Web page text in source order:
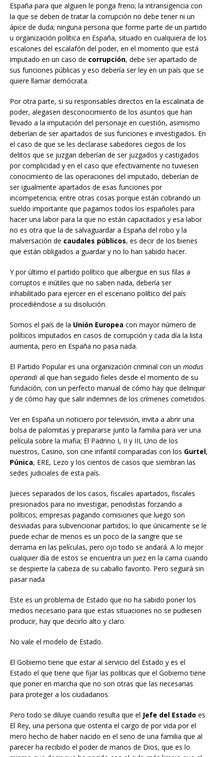
España para que alguien le ponga freno; la intransigencia con
la que se deben de tratar la corrupción no debe tener ni un
ápice de duda; ninguna persona que forme parte de un partido
u organización política en España, situado en cualquiera de los
escalones del escalafón del poder, en el momento que está
imputado en un caso de corrupción, debe ser apartado de
sus funciones públicas y eso debería ser ley en un país que se
quiere llamar demócrata.
Por otra parte, si su responsables directos en la escalinata de
poder, alegasen desconocimiento de los asuntos que han
llevado a la imputación del personaje en cuestión, asimismo
deberían de ser apartados de sus funciones e investigados. En
el caso de que se les declarase sabedores ciegos de los
delitos que se juzgan deberían de ser juzgados y castigados
por complicidad y en el caso que efectivamente no tuviesen
conocimiento de las operaciones del imputado, deberían de
ser igualmente apartados de esas funciones por
incompetencia; entre otras cosas porque están cobrando un
sueldo importante que pagamos todos los españoles para
hacer una labor para la que no están capacitados y esa labor
no es otra que la de salvaguardar a España del robo y la
malversación de caudales públicos, es decir de los bienes
que están obligados a guardar y no lo han sabido hacer.
Y por último el partido político que albergue en sus filas a
corruptos e inútiles que no saben nada, debería ser
inhabilitado para ejercer en el escenario político del país
procediéndose a su disolución.
Somos el país de la Unión Europea con mayor número de
políticos imputados en casos de corrupción y cada día la lista
aumenta, pero en España no pasa nada.
El Partido Popular es una organización criminal con un modus
operandi al que han seguido fieles desde el momento de su
fundación, con un perfecto manual de cómo hay que delinquir
y de cómo hay que salir indemnes de los crímenes cometidos.
Ver en España un noticiero por televisión, invita a abrir una
bolsa de palomitas y prepararse junto la familia para ver una
película sobre la mafia; El Padrino I, II y III, Uno de los
nuestros, Casino, son cine infantil comparadas con los Gurtel,
Púnica, ERE, Lezo y los cientos de casos que siembran las
sedes judiciales de esta país.
Jueces separados de los casos, fiscales apartados, fiscales
presionados para no investigar, periodistas forzando a
políticos; empresas pagando comisiones que luego son
desviadas para subvencionar partidos; lo que únicamente se le
puede echar de menos es un poco de la sangre que se
derrama en las películas, pero ojo todo se andará. A lo mejor
cualquier día de estos se encuentra un juez en la cama cuando
se despierte la cabeza de su caballo favorito. Pero seguirá sin
pasar nada
Este es un problema de Estado que no ha sabido poner los
medios necesario para que estas situaciones no se pudiesen
producir, hay que decirlo alto y claro.
No vale el modelo de Estado.
El Gobierno tiene que estar al servicio del Estado y es el
Estado el que tiene que fijar las políticas que el Gobierno tiene
que poner en marcha que no son otras que las necesarias
para proteger a los ciudadanos.
Pero todo se diluye cuando resulta que el Jefe del Estado es
El Rey, una persona que ostenta el cargo de por vida por el
mero hecho de haber nacido en el seno de una familia que al
parecer ha recibido el poder de manos de Dios, que es lo